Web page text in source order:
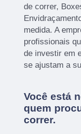
de correr,
medida. A
profissionais
de investir em
se ajustam a
Você está
quem
correr.